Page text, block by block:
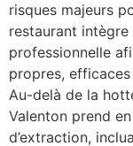
risques majeurs
restaurant
professionnelle
propres,
Au-delà de la
Valenton prend
d’extraction,